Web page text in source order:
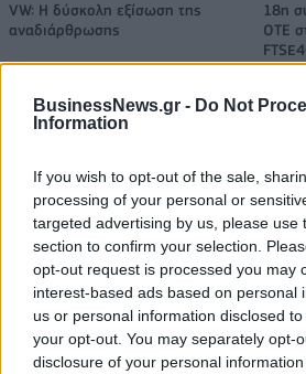
BusinessNews.gr - Do Not
Information
If you wish to opt-out of the sale,
processing of your personal or
targeted advertising by us, please use
section to confirm your selection.
opt-out request is processed you may
interest-based ads based on personal
us or personal information disclosed
your opt-out. You may separately opt-
disclosure of your personal
VW: Η δύσκολη εξίσωση της
αναδιάρθρωσης
18η
ΟΤΕ
Alpha Bank: Για πρώτη φορά το Αρχαίο
ESG Report 2025: Πώς η ΑΒ Βασιλόπουλος
βιωσιμότητα σε καθημερινή πράξη